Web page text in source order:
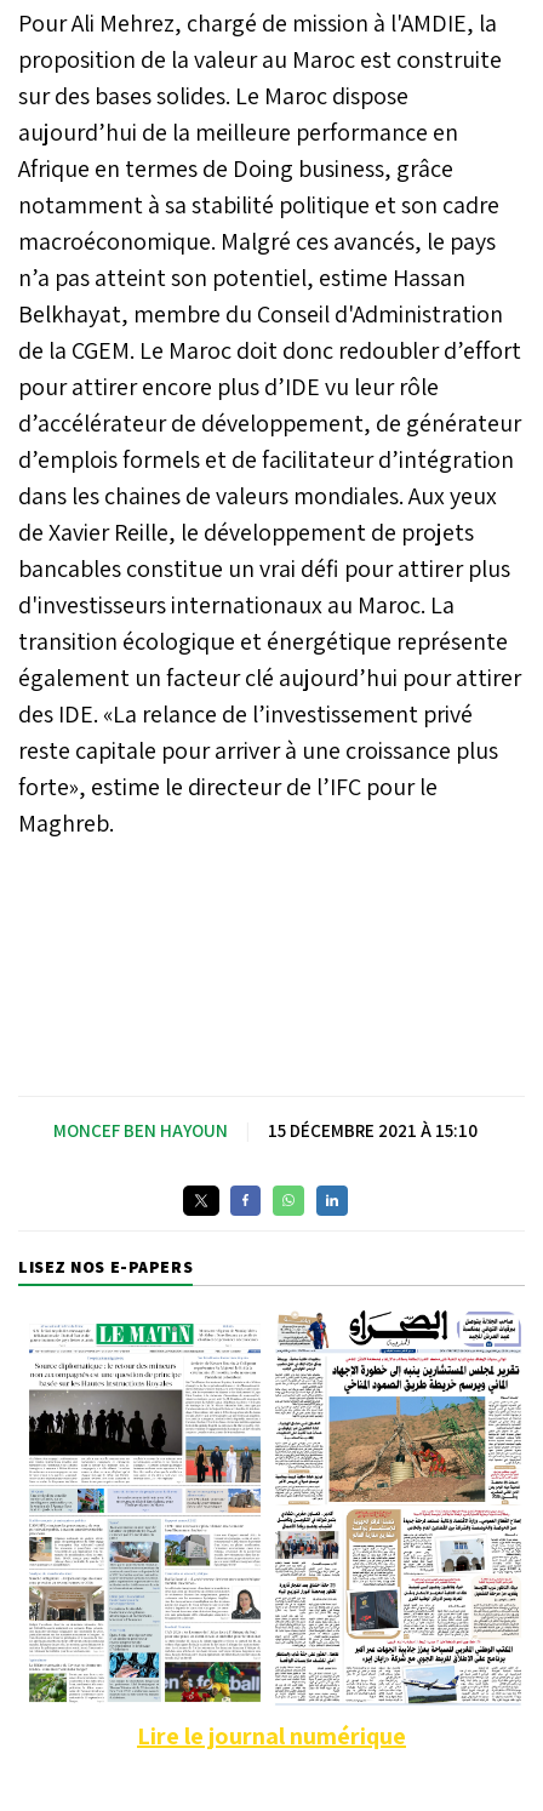
Pour Ali Mehrez, chargé de mission à l'AMDIE, la
proposition de la valeur au Maroc est construite
sur des bases solides. Le Maroc dispose
aujourd’hui de la meilleure performance en
Afrique en termes de Doing business, grâce
notamment à sa stabilité politique et son cadre
macroéconomique. Malgré ces avancés, le pays
n’a pas atteint son potentiel, estime Hassan
Belkhayat, membre du Conseil d'Administration
de la CGEM. Le Maroc doit donc redoubler d’effort
pour attirer encore plus d’IDE vu leur rôle
d’accélérateur de développement, de générateur
d’emplois formels et de facilitateur d’intégration
dans les chaines de valeurs mondiales. Aux yeux
de Xavier Reille, le développement de projets
bancables constitue un vrai défi pour attirer plus
d'investisseurs internationaux au Maroc. La
transition écologique et énergétique représente
également un facteur clé aujourd’hui pour attirer
des IDE. «La relance de l’investissement privé
reste capitale pour arriver à une croissance plus
forte», estime le directeur de l’IFC pour le
Maghreb.
MONCEF BEN HAYOUN 15 DÉCEMBRE 2021 À 15:10
LISEZ NOS E-PAPERS
Lire le journal numérique